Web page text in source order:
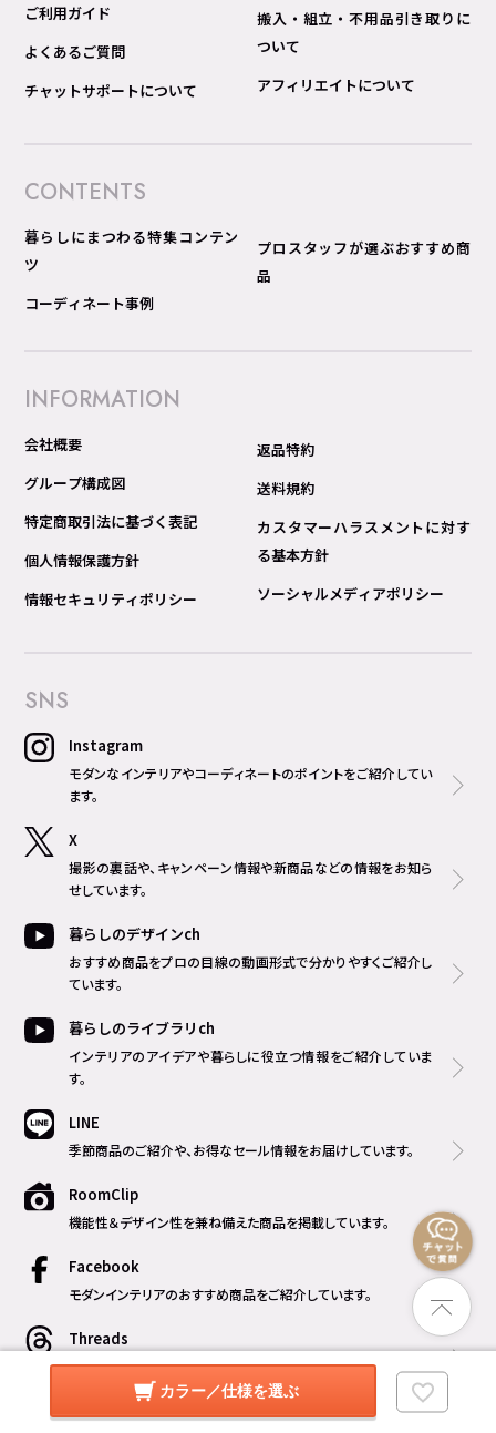
カラー／仕様を選ぶ
ご利用ガイド
よくあるご質問
チャットサポートについて
搬入・組立・不用品引き取りに
ついて
アフィリエイトについて
CONTENTS
暮らしにまつわる特集コンテン
ツ
コーディネート事例
プロスタッフが選ぶおすすめ商
品
INFORMATION
会社概要
グループ構成図
特定商取引法に基づく表記
個人情報保護方針
情報セキュリティポリシー
返品特約
送料規約
カスタマーハラスメントに対す
る基本方針
ソーシャルメディアポリシー
SNS
Instagram
モダンなインテリアやコーディネートのポイントをご紹介してい
ます。
X
撮影の裏話や、キャンペーン情報や新商品などの情報をお知ら
せしています。
暮らしのデザインch
おすすめ商品をプロの目線の動画形式で分かりやすくご紹介し
ています。
暮らしのライブラリch
インテリアのアイデアや暮らしに役立つ情報をご紹介していま
す。
LINE
季節商品のご紹介や、お得なセール情報をお届けしています。
RoomClip
機能性＆デザイン性を兼ね備えた商品を掲載しています。
Facebook
モダンインテリアのおすすめ商品をご紹介しています。
Threads
新商品やおすすめ商品、撮影の裏話などをご紹介しています。